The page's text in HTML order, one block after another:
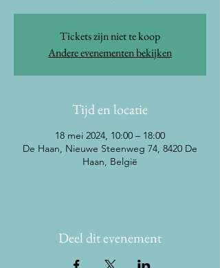
Tickets zijn niet te koop
Andere evenementen bekijken
Tijd en locatie
18 mei 2024, 10:00 – 18:00
De Haan, Nieuwe Steenweg 74, 8420 De
Haan, België
Deel dit evenement